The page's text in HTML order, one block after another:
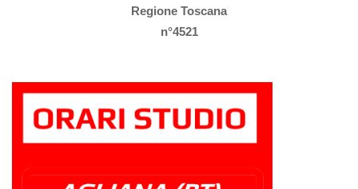
Regione Toscana
n°4521